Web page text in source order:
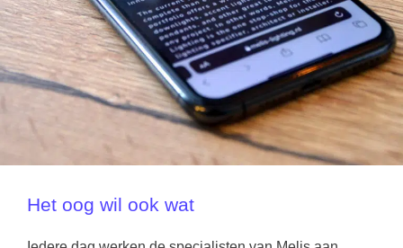
Het oog wil ook wat